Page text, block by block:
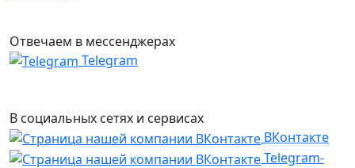
Отвечаем в мессенджерах
Telegram
В социальных сетях и сервисах
ВКонтакте
Telegram-